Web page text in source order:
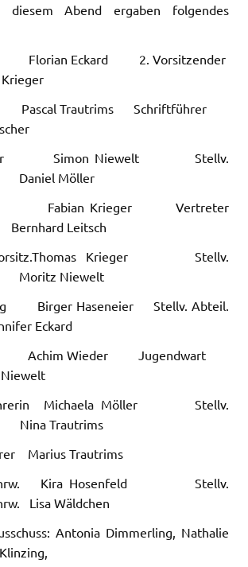
diesem Abend ergaben folgendes
Florian Eckard 2. Vorsitzender
Trautrims Schriftführer
Simon Niewelt Stellv.
Möller
Fabian Krieger Vertreter
Leitsch
Krieger Stellv.
Moritz Niewelt
Birger Haseneier Stellv. Abteil.
Eckard
Achim Wieder Jugendwart
Michaela Möller Stellv.
Trautrims
Marius Trautrims
Kira Hosenfeld Stellv.
Lisa Wäldchen
Antonia Dimmerling, Nathalie